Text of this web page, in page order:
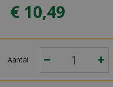
€ 10,49
Aantal